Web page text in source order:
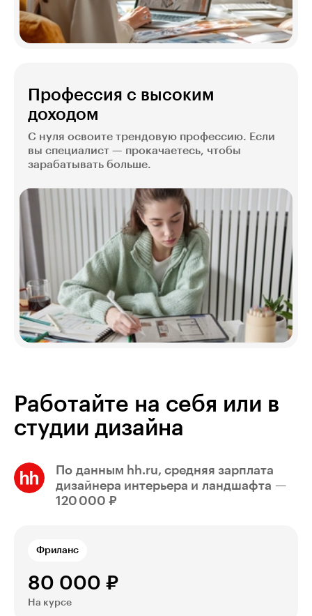
Профессия с высоким
доходом
С нуля освоите трендовую профессию. Если
вы специалист — прокачаетесь, чтобы
зарабатывать больше.
Работайте на себя или в
студии дизайна
По данным hh.ru, cредняя зарплата
дизайнера интерьера и ландшафта —
120 000 ₽
80 000 ₽
Фриланс
На курсе